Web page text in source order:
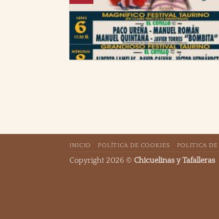
INICIO POLÍTICA DE COOKIES POLITICA
Copyright 2026 © Chicuelinas y Tafalleras